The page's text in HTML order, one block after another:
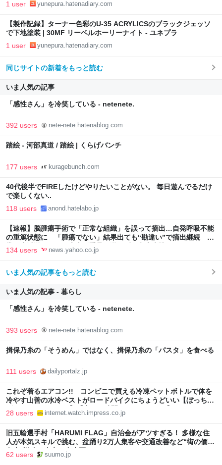
1 user yunepura.hatenadiary.com
【製作記録】ターナー色彩のU-35 ACRYLICSのブラックジェッソ
で下地塗装 | 30MF リーベルホーリーナイト - ユネプラ
1 user yunepura.hatenadiary.com
同じサイトの新着をもっと読む
いま人気の記事
「感性さん」を冷笑している - netenete.
392 users nete-nete.hatenablog.com
踏絵 - 河部真道 / 踏絵 | くらげバンチ
177 users kuragebunch.com
40代後半でFIREしたけどやりたいことがない。 毎日遊んでるだけ
で楽しくない..
118 users anond.hatelabo.jp
【速報】脳腫瘍手術で「正常な組織」を誤って摘出…自発呼吸不能
の重篤状態に 「腫瘍でない」結果出ても“勘違い”で摘出継続 通
常の生活送っていた患者が手足も動かず 京大病院（MBSニュー
ス） - Yahoo!ニュース
134 users news.yahoo.co.jp
いま人気の記事をもっと読む
いま人気の記事 - 暮らし
「感性さん」を冷笑している - netenete.
393 users nete-nete.hatenablog.com
揖保乃糸の「そうめん」ではなく、揖保乃糸の「パスタ」を食べる
111 users dailyportalz.jp
これぞ着るエアコン!! コンビニで買える冷凍ペットボトルで体を
冷やす山善の水冷ベストがロードバイクにちょうどいい【ぼっち・
ざ・ろーど！その14】【空いた時間でなにしてる？】
28 users internet.watch.impress.co.jp
旧五輪選手村「HARUMI FLAG」自治会がアツすぎる！ 多様な住
人が本気スキルで挑む、盆踊り2万人集客や交通改善など“街の価値
向上”戦略 東京・中央区
62 users suumo.jp